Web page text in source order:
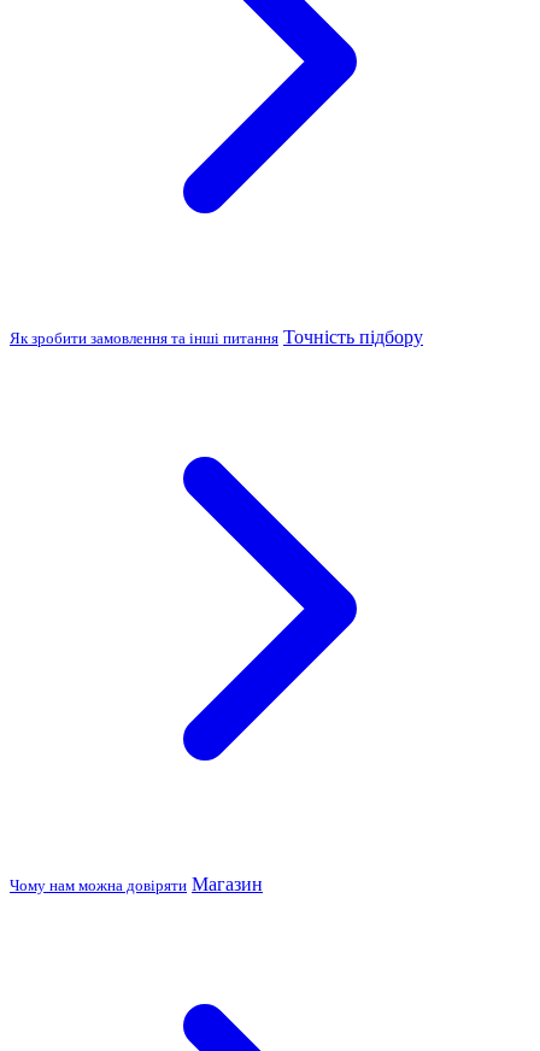
Як зробити замовлення та інші питання Точність підбору
Чому нам можна довіряти Магазин